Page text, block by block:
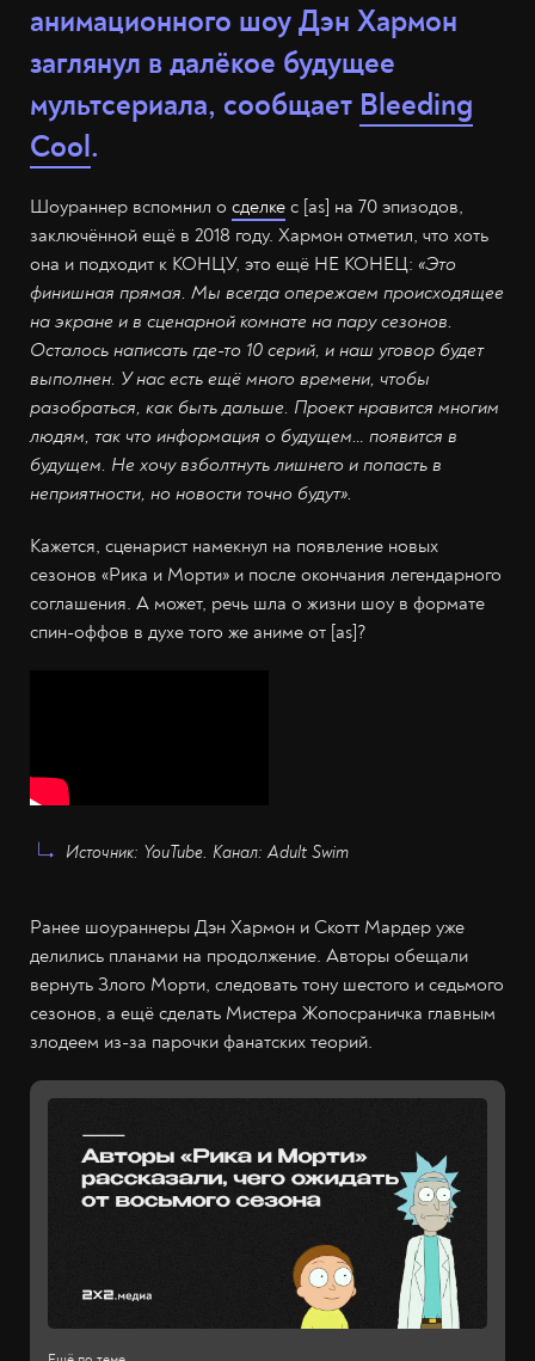
анимационного шоу Дэн Хармон
заглянул в далёкое будущее
мультсериала, сообщает Bleeding
Cool.
Шоураннер вспомнил о сделке с [as] на 70 эпизодов,
заключённой ещё в 2018 году. Хармон отметил, что хоть
она и подходит к КОНЦУ, это ещё НЕ КОНЕЦ: «Это
финишная прямая. Мы всегда опережаем происходящее
на экране и в сценарной комнате на пару сезонов.
Осталось написать где-то 10 серий, и наш уговор будет
выполнен. У нас есть ещё много времени, чтобы
разобраться, как быть дальше. Проект нравится многим
людям, так что информация о будущем… появится в
будущем. Не хочу взболтнуть лишнего и попасть в
неприятности, но новости точно будут».
Кажется, сценарист намекнул на появление новых
сезонов «Рика и Морти» и после окончания легендарного
соглашения. А может, речь шла о жизни шоу в формате
спин-оффов в духе того же аниме от [as]?
Источник: YouTube. Канал: Adult Swim
Ранее шоураннеры Дэн Хармон и Скотт Мардер уже
делились планами на продолжение. Авторы обещали
вернуть Злого Морти, следовать тону шестого и седьмого
сезонов, а ещё сделать Мистера Жопосраничка главным
злодеем из-за парочки фанатских теорий.